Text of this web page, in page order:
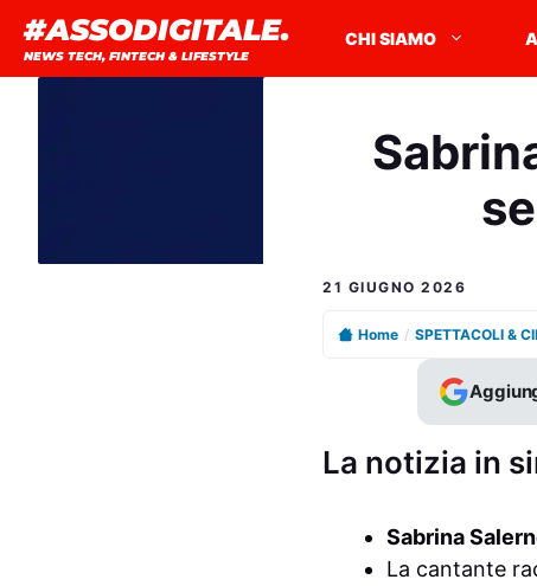
contenuto
#ASSODIGITALE.
NEWS TECH, FINTECH & LIFESTYLE
CHI SIAMO
21 GIUGNO 2026
Home / SPETTACOLI &
La notizia in
Sabrina
La cantante